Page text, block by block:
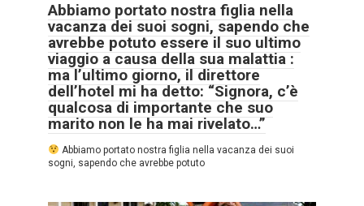
Abbiamo portato nostra figlia nella
vacanza dei suoi sogni, sapendo che
avrebbe potuto essere il suo ultimo
viaggio a causa della sua malattia :
ma l’ultimo giorno, il direttore
dell’hotel mi ha detto: “Signora, c’è
qualcosa di importante che suo
marito non le ha mai rivelato…”
Abbiamo portato nostra figlia nella vacanza dei suoi
sogni, sapendo che avrebbe potuto